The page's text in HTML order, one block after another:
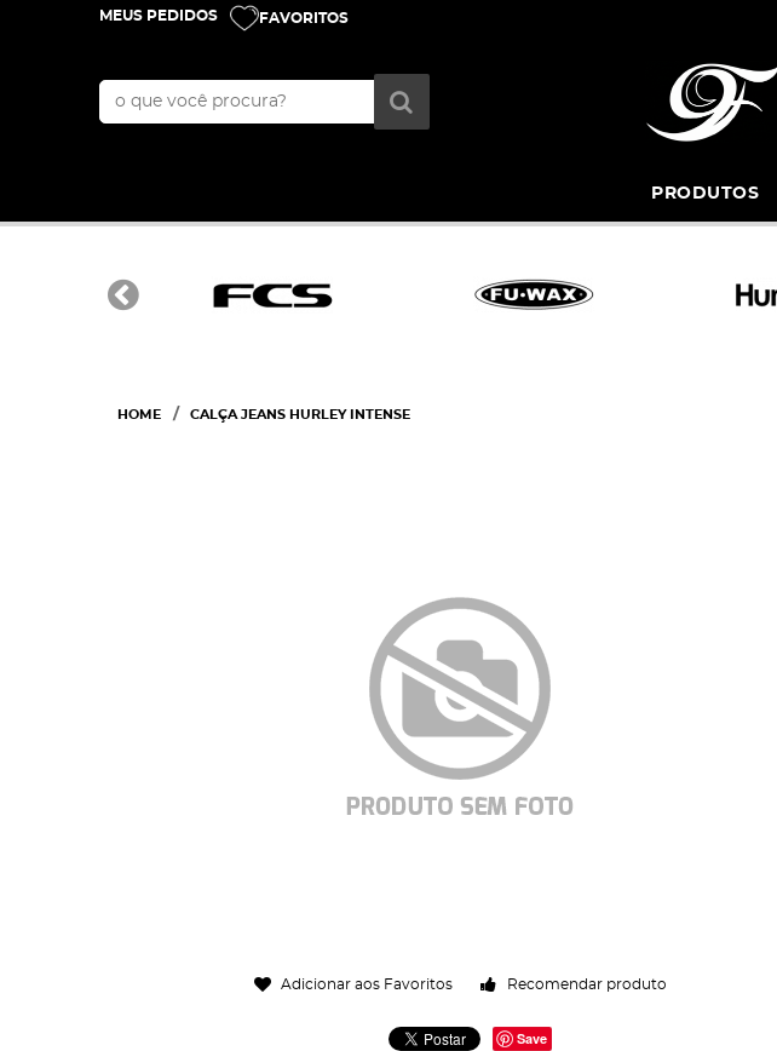
MEUS PEDIDOS FAVORITOS
PRODUTOS
HOME CALÇA JEANS HURLEY INTENSE
Adicionar aos Favoritos Recomendar produto
Save